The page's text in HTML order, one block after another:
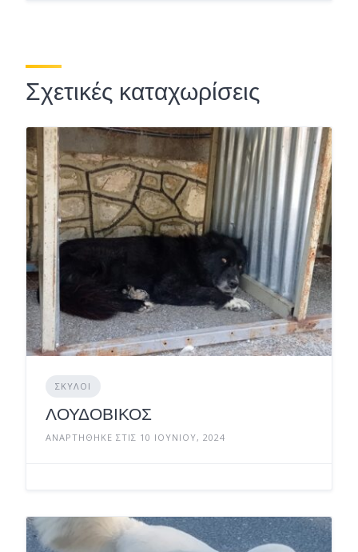
Σχετικές καταχωρίσεις
ΣΚΎΛΟΙ
ΛΟΥΔΟΒΙΚΟΣ
ΑΝΑΡΤΉΘΗΚΕ ΣΤΙΣ 10 ΙΟΥΝΊΟΥ, 2024